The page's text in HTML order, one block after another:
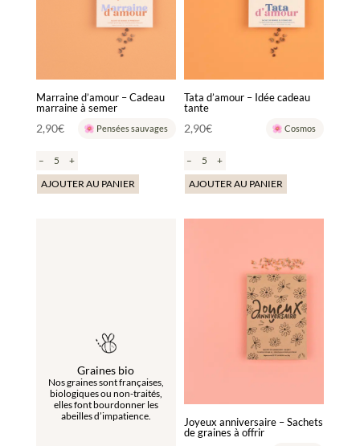
Marraine d’amour – Cadeau
marraine à semer
2,90€ Pensées sauvages
–
+
AJOUTER AU PANIER
Tata d’amour – Idée cadeau
tante
2,90€ Cosmos
–
+
AJOUTER AU PANIER
Graines bio
Nos graines sont françaises,
biologiques ou non-traités,
elles font bourdonner les
abeilles d’impatience.
Joyeux anniversaire – Sachets
de graines à offrir